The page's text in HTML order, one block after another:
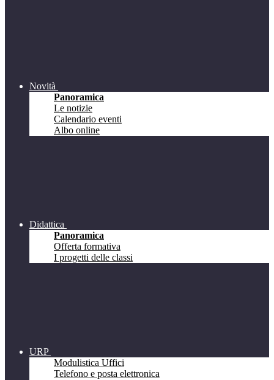
Novità
Panoramica
Le notizie
Calendario eventi
Albo online
Didattica
Panoramica
Offerta formativa
I progetti delle classi
URP
Modulistica Uffici
Telefono e posta elettronica